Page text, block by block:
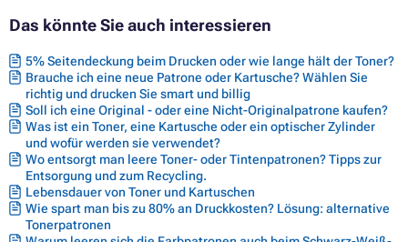
Das könnte Sie auch interessieren
5% Seitendeckung beim Drucken oder wie lange hält der Toner?
Brauche ich eine neue Patrone oder Kartusche? Wählen Sie
richtig und drucken Sie smart und billig
Soll ich eine Original - oder eine Nicht-Originalpatrone kaufen?
Was ist ein Toner, eine Kartusche oder ein optischer Zylinder
und wofür werden sie verwendet?
Wo entsorgt man leere Toner- oder Tintenpatronen? Tipps zur
Entsorgung und zum Recycling.
Lebensdauer von Toner und Kartuschen
Wie spart man bis zu 80% an Druckkosten? Lösung: alternative
Tonerpatronen